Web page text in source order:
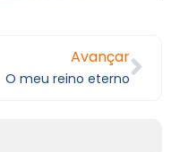
Avançar
O meu reino eterno